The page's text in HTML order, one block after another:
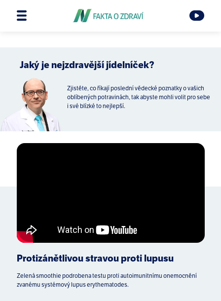
Jaký je nejzdravější jídelníček?
Zjistěte, co říkají poslední vědecké poznatky o vašich
oblíbených potravinách, tak abyste mohli volit pro sebe
i své blízké to nejlepší.
Protizánětlivou stravou proti lupusu
Zelená smoothie podrobena testu proti autoimunitnímu onemocnění
zvanému systémový lupus erythematodes.